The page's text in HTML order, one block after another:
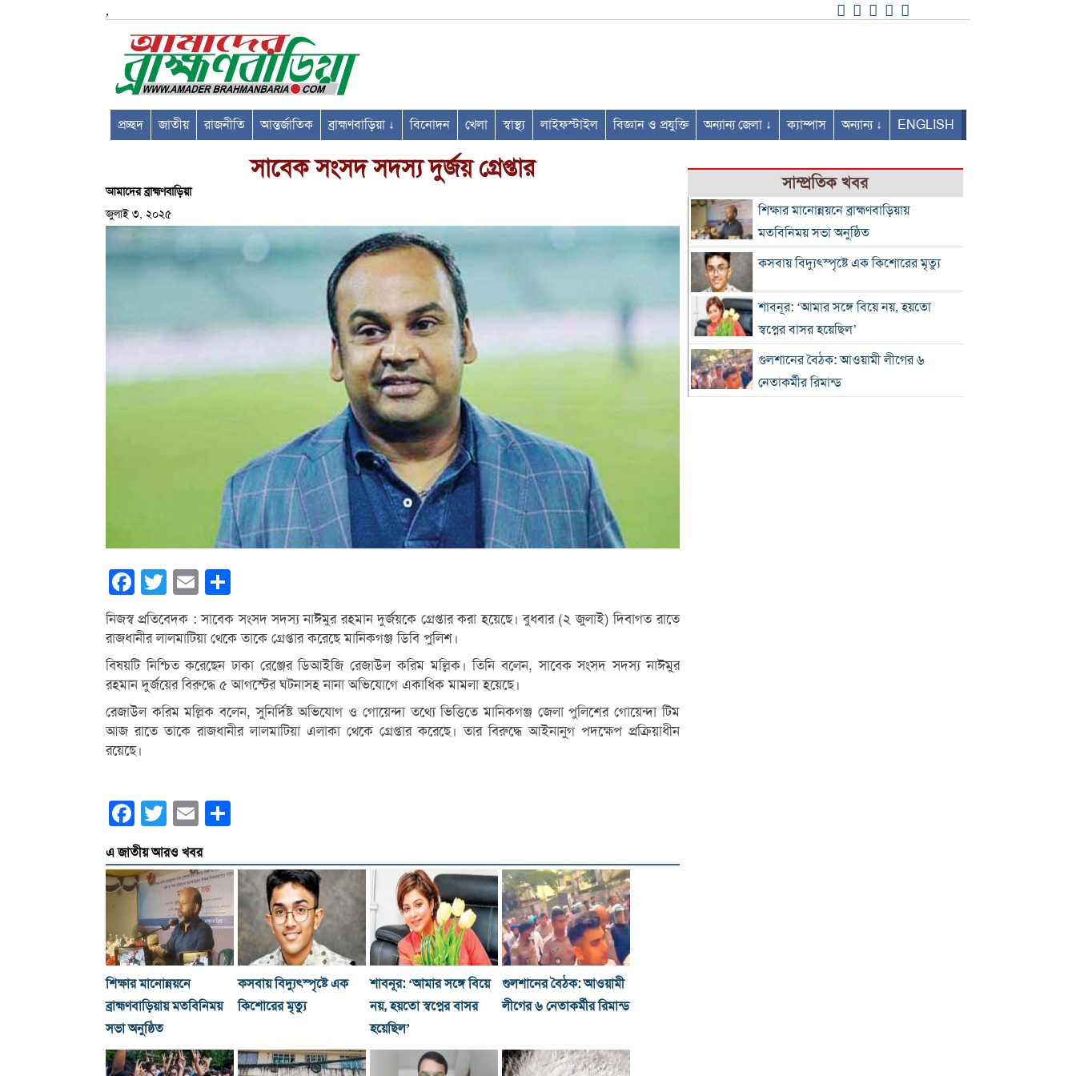
,
প্রচ্ছদ জাতীয় রাজনীতি আন্তর্জাতিক ব্রাহ্মণবাড়িয়া ↓ বিনোদন খেলা স্বাস্থ্য লাইফস্টাইল বিজ্ঞান ও প্রযুক্তি অন্যান্য জেলা ↓ ক্যাম্পাস অন্যান্য ↓ ENGLISH
সাবেক সংসদ সদস্য দুর্জয় গ্রেপ্তার
আমাদের ব্রাহ্মণবাড়িয়া
জুলাই ৩, ২০২৫
Facebook
Twitter Email
নিজস্ব প্রতিবেদক : সাবেক সংসদ সদস্য নাঈমুর রহমান দুর্জয়কে গ্রেপ্তার করা হয়েছে। বুধবার (২ জুলাই) দিবাগত রাতে
রাজধানীর লালমাটিয়া থেকে তাকে গ্রেপ্তার করেছে মানিকগঞ্জ ডিবি পুলিশ।
বিষয়টি নিশ্চিত করেছেন ঢাকা রেঞ্জের ডিআইজি রেজাউল করিম মল্লিক। তিনি বলেন, সাবেক সংসদ সদস্য নাঈমুর
রহমান দুর্জয়ের বিরুদ্ধে ৫ আগস্টের ঘটনাসহ নানা অভিযোগে একাধিক মামলা হয়েছে।
রেজাউল করিম মল্লিক বলেন, সুনির্দিষ্ট অভিযোগ ও গোয়েন্দা তথ্যে ভিত্তিতে মানিকগঞ্জ জেলা পুলিশের গোয়েন্দা টিম
আজ রাতে তাকে রাজধানীর লালমাটিয়া এলাকা থেকে গ্রেপ্তার করেছে। তার বিরুদ্ধে আইনানুগ পদক্ষেপ প্রক্রিয়াধীন
রয়েছে।
Facebook
Twitter Email
এ জাতীয় আরও খবর
শিক্ষার মানোন্নয়নে
ব্রাহ্মণবাড়িয়ায় মতবিনিময়
সভা অনুষ্ঠিত
কসবায় বিদ্যুৎস্পৃষ্টে এক
কিশোরের মৃত্যু
শাবনূর: ‘আমার সঙ্গে বিয়ে
নয়, হয়তো স্বপ্নের বাসর
হয়েছিল’
গুলশানের বৈঠক: আওয়ামী
লীগের ৬ নেতাকর্মীর রিমান্ড
সাম্প্রতিক খবর
শিক্ষার মানোন্নয়নে ব্রাহ্মণবাড়িয়ায়
মতবিনিময় সভা অনুষ্ঠিত
কসবায় বিদ্যুৎস্পৃষ্টে এক কিশোরের মৃত্যু
শাবনূর: ‘আমার সঙ্গে বিয়ে নয়, হয়তো
স্বপ্নের বাসর হয়েছিল’
গুলশানের বৈঠক: আওয়ামী লীগের ৬
নেতাকর্মীর রিমান্ড